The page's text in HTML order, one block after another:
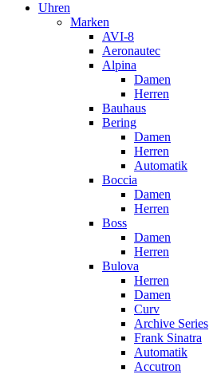
Uhren
Marken
AVI-8
Aeronautec
Alpina
Damen
Herren
Bauhaus
Bering
Damen
Herren
Automatik
Boccia
Damen
Herren
Boss
Damen
Herren
Bulova
Herren
Damen
Curv
Archive Series
Frank Sinatra
Automatik
Accutron